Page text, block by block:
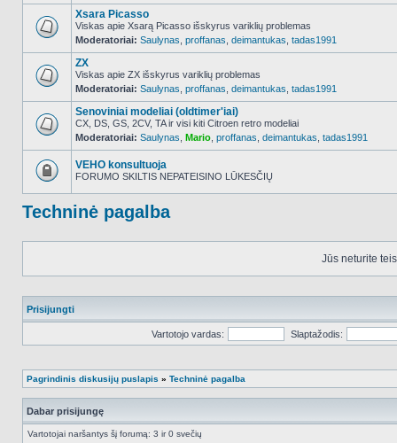
NO_UNREAD_POSTS
Xsara Picasso
Viskas apie Xsarą Picasso išskyrus variklių problemas
Moderatoriai: Saulynas proffanas deimantukas tadas1991
NO_UNREAD_POSTS
ZX
Viskas apie ZX išskyrus variklių problemas
Moderatoriai: Saulynas proffanas deimantukas tadas1991
NO_UNREAD_POSTS
Senoviniai modeliai (oldtimer'iai)
CX, DS, GS, 2CV, TA ir visi kiti Citroen retro modeliai
Moderatoriai: Saulynas Mario proffanas deimantukas tadas1991
užrakintas
VEHO konsultuoja
FORUMO SKILTIS NEPATEISINO LŪKESČIŲ
Techninė pagalba
Jūs neturite
Prisijungti
Vartotojo vardas: Slaptažodis:
Pagrindinis diskusijų puslapis » Techninė pagalba
Dabar prisijungę
Vartotojai naršantys šį forumą: 3 ir 0 svečių